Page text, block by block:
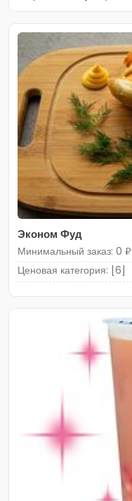
Эконом Фуд
Минимальный заказ: 0 ₽
Ценовая категория: [6]